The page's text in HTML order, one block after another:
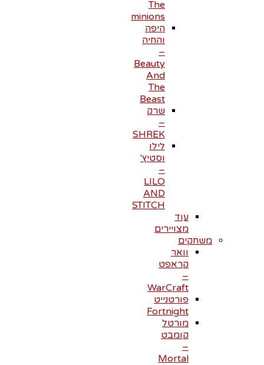
The
minions
היפה
והחיה
–
Beauty
And
The
Beast
שרק
–
SHREK
לילו
וסטיץ'
–
LILO
AND
STITCH
עוד
מצויירים
משחקים
וואר
קראפט
–
WarCraft
פורטנייט
Fortnight
מורטל
קומבט
–
Mortal